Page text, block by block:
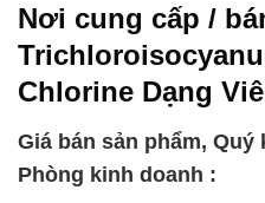
Nơi cung cấp /
Chlorine Dạng
Giá bán sản phẩm,
Phòng kinh doanh :